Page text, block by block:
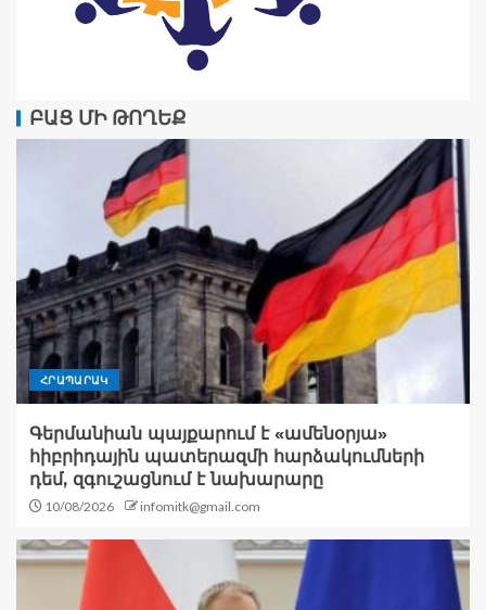
ԲԱՑ ՄԻ ԹՈՂԵՔ
ՀՐԱՊԱՐԱԿ
Գերմանիան պայքարում է «ամենօրյա»
հիբրիդային պատերազմի հարձակումների
դեմ, զգուշացնում է նախարարը
10/08/2026 infomitk@gmail.com